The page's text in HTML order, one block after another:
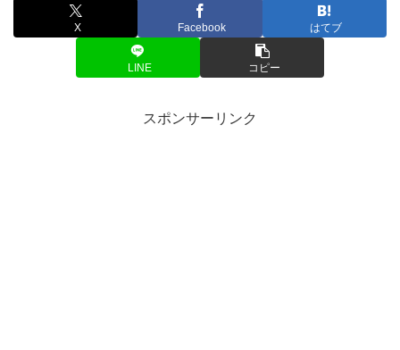
X Facebook はてブ
LINE コピー
スポンサーリンク